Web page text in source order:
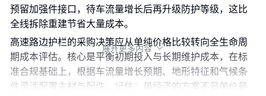
预留加强件接口，待车流量增长后再升级防护等级，这比
全线拆除重建节省大量成本。
高速路边护栏的采购决策应从单纯价格比较转向全生命周
期成本评估。核心是平衡初期投入与长期维护成本，在标
准合规基础上，根据车流量增长预期、地形特征和气候条
件灵活配置主材与配件。记住：最经济的方案不是单价最
展开更多内容 